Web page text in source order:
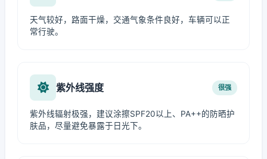
天气较好，路面干燥，交通气象条件良好，车辆可以正
常行驶。
紫外线强度 很强
紫外线辐射极强，建议涂擦SPF20以上、PA++的防晒护
肤品，尽量避免暴露于日光下。